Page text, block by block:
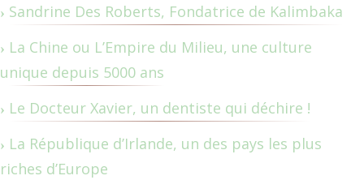
Sandrine Des Roberts, Fondatrice de Kalimbaka
La Chine ou L’Empire du Milieu, une culture
unique depuis 5000 ans
Le Docteur Xavier, un dentiste qui déchire !
La République d’Irlande, un des pays les plus
riches d’Europe